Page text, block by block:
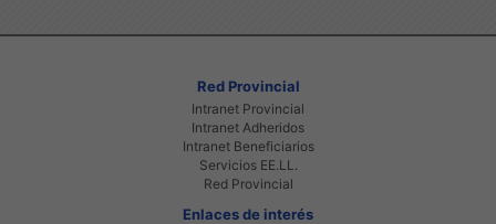
Red Provincial
Intranet Provincial
Intranet Adheridos
Intranet Beneficiarios
Servicios EE.LL.
Red Provincial
Enlaces de interés